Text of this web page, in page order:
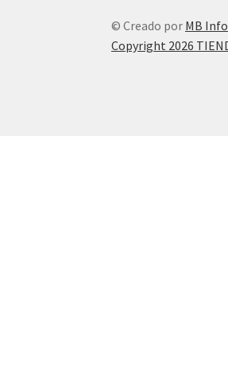
© Creado por MB
Copyright 2026